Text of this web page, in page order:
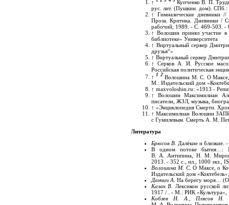
↑
Купченко В. П.
рус. лит. (Пушкин. дом). СПб.:
↑
Гимназические дневники
Проза. Критика. Дневники /
рабочий, 1989. - С. 469-503. -
↑ Волошин принял участие в
библиотеке» Университета
↑ Виртуальный сервер
друзья“»
↑ Виртуальный сервер
↑
Серков А. И. Русское
Российская политическая
↑ 1 2 Волошина М. С. О Максе,
М.: Издательский дом
↑ maxvoloshin.ru: «1913 -
↑
Волошин Максимилиан
писатели, ЖЗЛ, музыка,
↑ «Энциклопедия Смерти.
↑ Максимилиан Волошин
с Гумилевым. Смерть А. М.
Литература
Брюсов В. Далёкие и
В одном потоке бытия…:
В. А. Антипина, Н. М.
2013. - 352 с., ил., 1000 экз.,
Волошина М. С. О Максе, о
Издательский дом
Данчич А. На берегу моря… (О
Казак В.
Лексикон русской
1917 / . - М.: РИК
Кобзев Н. А., Плясов Н.